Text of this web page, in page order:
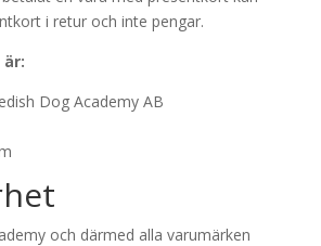
i retur och inte pengar.
är:
Dog Academy AB
och därmed alla varumärken